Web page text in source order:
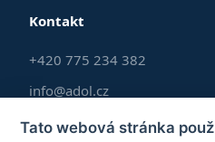
Kontakt
+420 775 234 382
info@adol.cz
Po–Pá 9:00–17:00
Tato webová stránka